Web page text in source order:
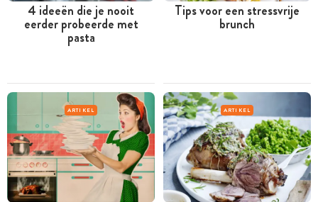
4 ideeën die je nooit
eerder probeerde met
pasta
Tips voor een stressvrije
brunch
ARTIKEL ARTIKEL